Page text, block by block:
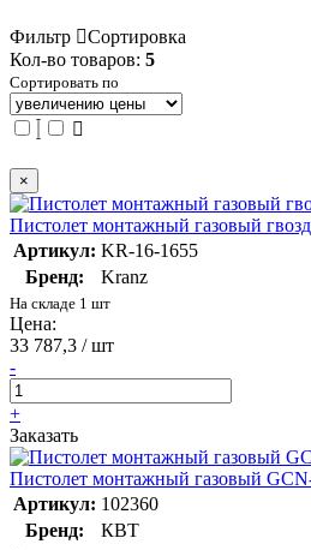
Фильтр
Сортировка
Кол-во товаров: 5
Сортировать по
×
Пистолет монтажный газовый
Артикул: KR-16-1655
Бренд:
Kranz
На складе 1 шт
Цена:
33 787,3 / шт
-
+
Заказать
Пистолет монтажный газовый
Артикул: 102360
Бренд:
КВТ